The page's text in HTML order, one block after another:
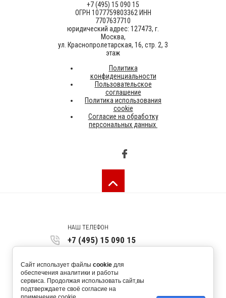
+7 (495) 15 090 15
ОГРН 1077759803362 ИНН
7707637710
юридический адрес: 127473, г.
Москва,
ул. Краснопролетарская, 16, стр. 2, 3
этаж
Политика
конфиденциальности
Пользовательское
соглашение
Политика использования
cookie
Согласие на обработку
персональных данных
НАШ ТЕЛЕФОН
+7 (495) 15 090 15
оф. 450 4 этаж
request@allrus.ru
Сайт использует файлы cookie для
обеспечения аналитики и работы
сервиса. Продолжая использовать сайт,вы
подтверждаете своё согласие на